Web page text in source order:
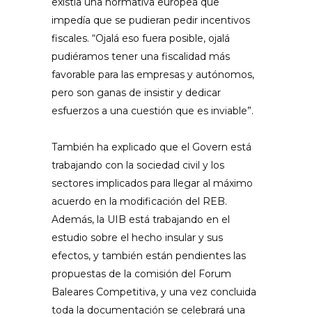
impedía que se pudieran pedir incentivos
fiscales. “Ojalá eso fuera posible, ojalá
pudiéramos tener una fiscalidad más
favorable para las empresas y autónomos,
pero son ganas de insistir y dedicar
esfuerzos a una cuestión que es inviable”.
También ha explicado que el Govern está
trabajando con la sociedad civil y los
sectores implicados para llegar al máximo
acuerdo en la modificación del REB.
Además, la UIB está trabajando en el
estudio sobre el hecho insular y sus
efectos, y también están pendientes las
propuestas de la comisión del Forum
Baleares Competitiva, y una vez concluida
toda la documentación se celebrará una